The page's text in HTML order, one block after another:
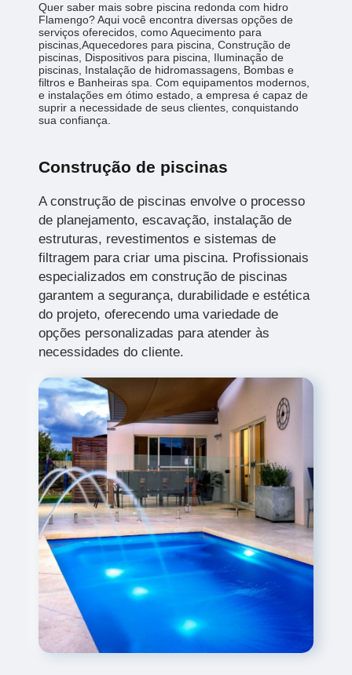
Quer saber mais sobre piscina redonda com hidro
Flamengo? Aqui você encontra diversas opções de
serviços oferecidos, como Aquecimento para
piscinas,Aquecedores para piscina, Construção de
piscinas, Dispositivos para piscina, Iluminação de
piscinas, Instalação de hidromassagens, Bombas e
filtros e Banheiras spa. Com equipamentos modernos,
e instalações em ótimo estado, a empresa é capaz de
suprir a necessidade de seus clientes, conquistando
sua confiança.
Construção de piscinas
A construção de piscinas envolve o processo
de planejamento, escavação, instalação de
estruturas, revestimentos e sistemas de
filtragem para criar uma piscina. Profissionais
especializados em construção de piscinas
garantem a segurança, durabilidade e estética
do projeto, oferecendo uma variedade de
opções personalizadas para atender às
necessidades do cliente.